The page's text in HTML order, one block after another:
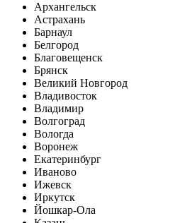
Архангельск
Астрахань
Барнаул
Белгород
Благовещенск
Брянск
Великий Новгород
Владивосток
Владимир
Волгоград
Вологда
Воронеж
Екатеринбург
Иваново
Ижевск
Иркутск
Йошкар-Ола